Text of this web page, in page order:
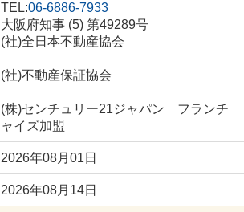
TEL:06-6886-7933
大阪府知事 (5) 第49289号
(社)全日本不動産協会
(社)不動産保証協会
(株)センチュリー21ジャパン フランチ
ャイズ加盟
2026年08月01日
2026年08月14日